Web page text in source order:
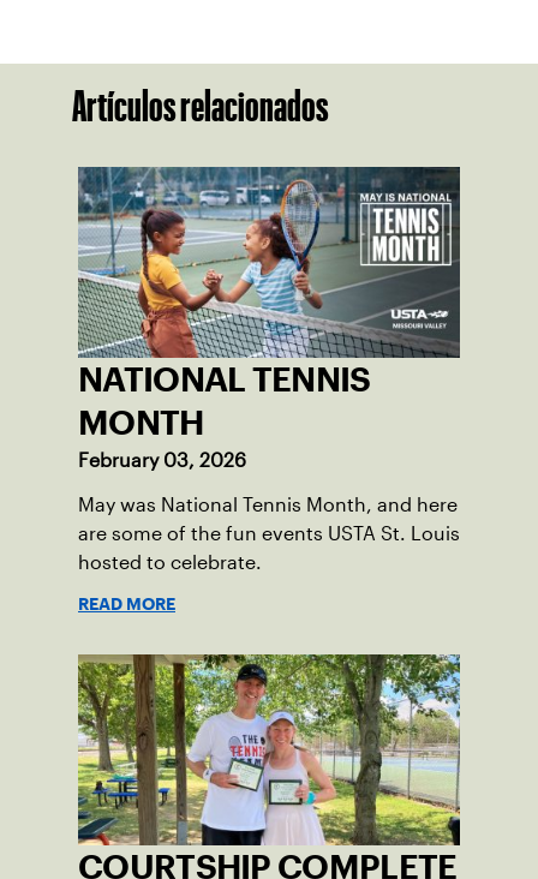
Artículos relacionados
NATIONAL TENNIS
MONTH
February 03, 2026
May was National Tennis Month, and here
are some of the fun events USTA St. Louis
hosted to celebrate.
READ MORE
COURTSHIP COMPLETE